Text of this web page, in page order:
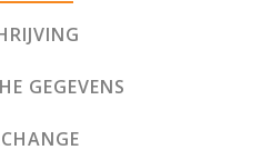
GEGEVENS